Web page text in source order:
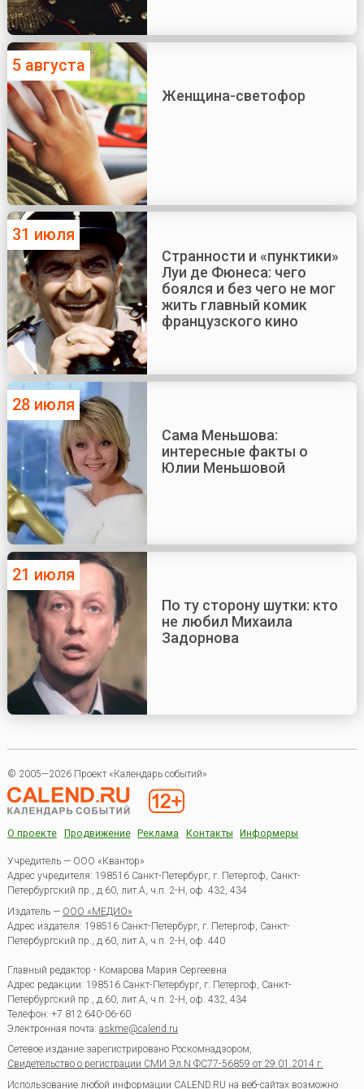
5 августа
Женщина-светофор
31 июля
Странности и «пунктики»
Луи де Фюнеса: чего
боялся и без чего не мог
жить главный комик
французского кино
28 июля
Сама Меньшова:
интересные факты о
Юлии Меньшовой
21 июля
По ту сторону шутки: кто
не любил Михаила
Задорнова
© 2005—2026 Проект «Календарь событий»
О проекте Продвижение Реклама Контакты Информеры
Учредитель — ООО «Квантор»
Адрес учредителя: 198516 Санкт-Петербург, г. Петергоф, Санкт-
Петербургский пр., д.60, лит.А, ч.п. 2-Н, оф. 432, 434
Издатель — ООО «МЕДИО»
Адрес издателя: 198516 Санкт-Петербург, г. Петергоф, Санкт-
Петербургский пр., д.60, лит.А, ч.п. 2-Н, оф. 440
Главный редактор - Комарова Мария Сергеевна
Адрес редакции: 198516 Санкт-Петербург, г. Петергоф Санкт-
Петербургский пр., д.60, лит.А, ч.п. 2-Н, оф. 432, 434
Телефон: +7 812 640-06-60
Электронная почта: askme@calend.ru
Сетевое издание зарегистрировано Роскомнадзором,
Свидетельство о регистрации СМИ Эл.N ФС77-56859 от 29.01.2014 г.
Использование любой информации CALEND.RU на веб-сайтах возможно